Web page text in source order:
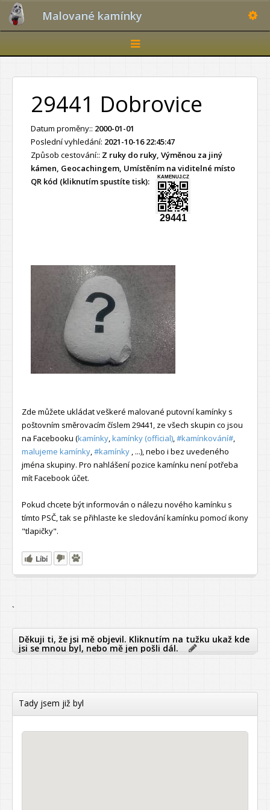
Malované kamínky
Toggle
navigation
29441 Dobrovice
Datum proměny:: 2000-01-01
Poslední vyhledání: 2021-10-16 22:45:47
Způsob cestování:: Z ruky do ruky, Výměnou za jiný
kámen, Geocachingem, Umístěním na viditelné místo
QR kód (kliknutím spustíte tisk):
KAMENUJ.CZ
29441
Zde můžete ukládat veškeré malované putovní kamínky s
poštovním směrovacím číslem 29441, ze všech skupin co jsou
na Facebooku (kamínky kamínky (official) #kamínkování#
malujeme kamínky #kamínky , ...), nebo i bez uvedeného
jména skupiny. Pro nahlášení pozice kamínku není potřeba
mít Facebook účet.
Pokud chcete být informován o nálezu nového kamínku s
tímto PSČ, tak se přihlaste ke sledování kamínku pomocí ikony
"tlapičky".
Líbí
`
Děkuji ti, že jsi mě objevil. Kliknutím na tužku ukaž kde
jsi se mnou byl, nebo mě jen pošli dál.
Tady jsem již byl